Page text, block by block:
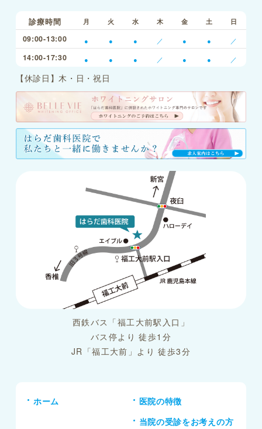
診療時間 月 火 水 木 金 土 日
09:00-13:00 ● ● ● ／ ● ● ／
14:00-17:30 ● ● ● ／ ● ● ／
【休診日】木・日・祝日
西鉄バス「福工大前駅入口」
バス停より 徒歩1分
JR「福工大前」より 徒歩3分
ホーム 医院の特徴
当院の受診をお考えの方